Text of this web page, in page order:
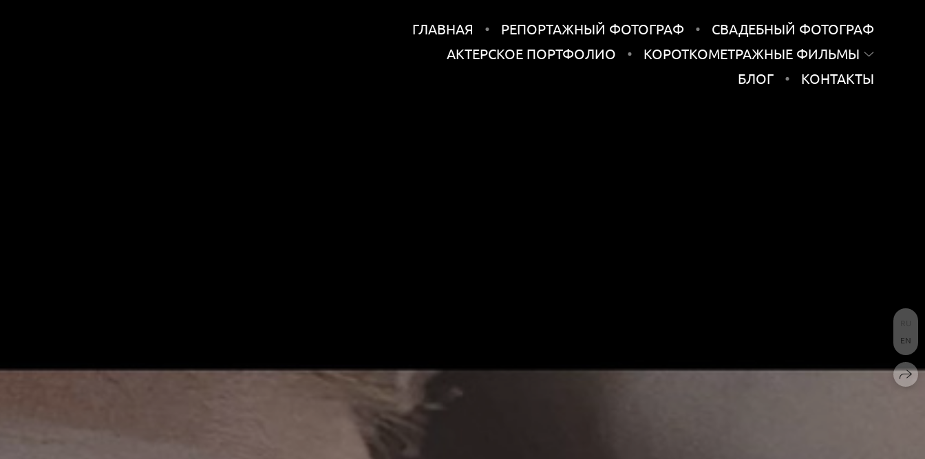
ГЛАВНАЯ РЕПОРТАЖНЫЙ ФОТОГРАФ
СВАДЕБНЫЙ ФОТОГРАФ
АКТЕРСКОЕ ПОРТФОЛИО
КОРОТКОМЕТРАЖНЫЕ ФИЛЬМЫ
БЛОГ
КОНТАКТЫ
EN